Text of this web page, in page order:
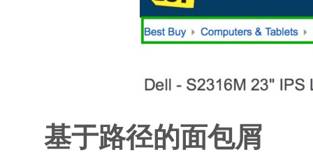
基于路径的面包屑